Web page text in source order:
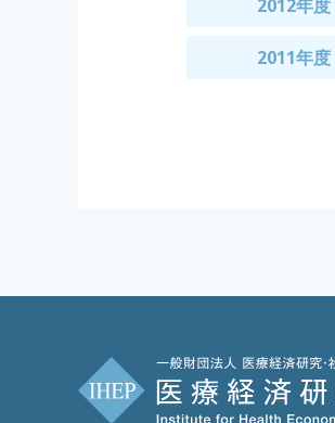
2012年度
2011年度